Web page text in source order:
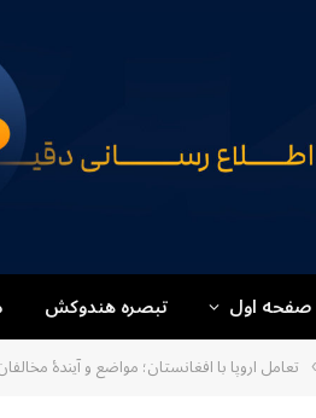
صفحه اول تبصره هندوکش
تعامل اروپا با افغانستان؛ مواضع و آیندهٔ